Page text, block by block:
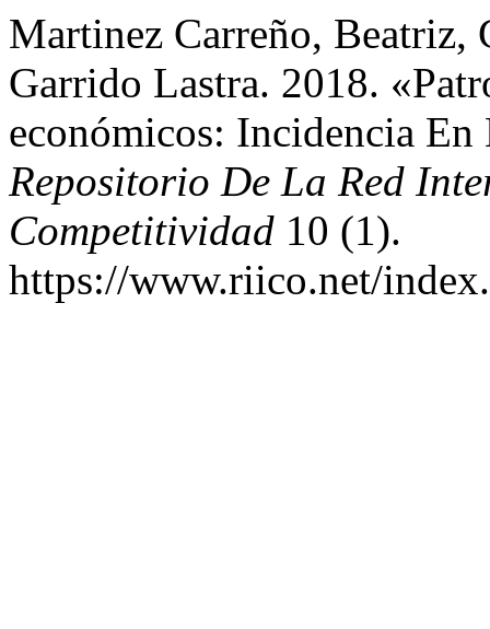
Martinez Carreño, Beatriz,
Garrido Lastra. 2018.
económicos: Incidencia
Repositorio De La Red
Competitividad 10 (1).
https://www.riico.net/